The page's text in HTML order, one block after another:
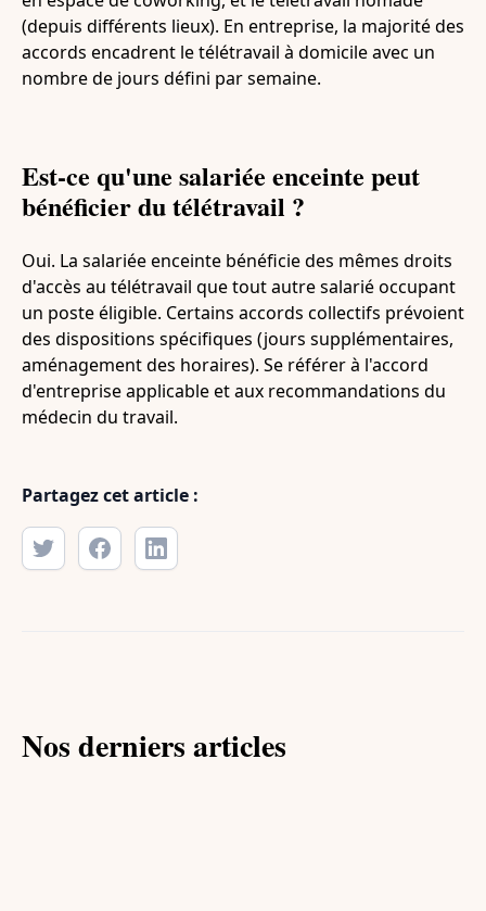
(depuis différents lieux). En entreprise, la majorité des
accords encadrent le télétravail à domicile avec un
nombre de jours défini par semaine.
Est-ce qu'une salariée enceinte peut
bénéficier du télétravail ?
Oui. La salariée enceinte bénéficie des mêmes droits
d'accès au télétravail que tout autre salarié occupant
un poste éligible. Certains accords collectifs prévoient
des dispositions spécifiques (jours supplémentaires,
aménagement des horaires). Se référer à l'accord
d'entreprise applicable et aux recommandations du
médecin du travail.
Partagez cet article :
Nos derniers articles